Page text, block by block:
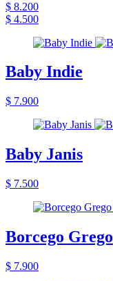
$ 8.200
$ 4.500
Baby Indie
$ 7.900
Baby Janis
$ 7.500
Borcego Grego
$ 7.900